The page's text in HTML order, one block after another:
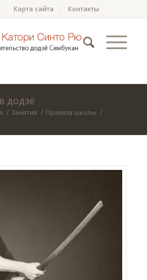
Карта сайта Контакты
додзё
/ Занятия / Правила школы /